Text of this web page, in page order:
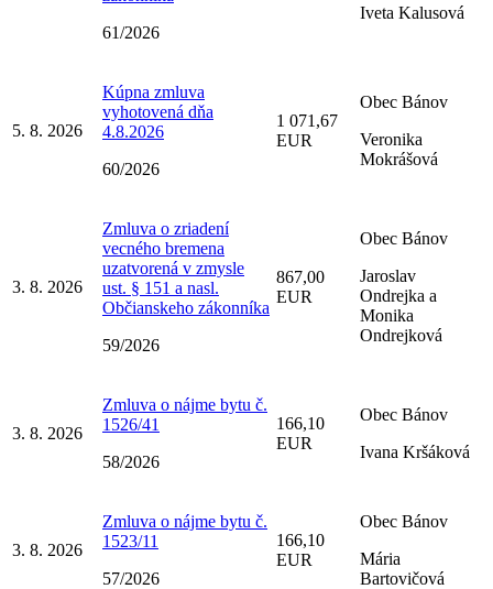
61/2026
Iveta Kalusová
5. 8. 2026
Kúpna zmluva
vyhotovená dňa
4.8.2026
60/2026
1 071,67
EUR
Obec Bánov
Veronika
Mokrášová
3. 8. 2026
Zmluva o zriadení
vecného bremena
uzatvorená v zmysle
ust. § 151 a nasl.
Občianskeho zákonníka
59/2026
867,00
EUR
Obec Bánov
Jaroslav
Ondrejka a
Monika
Ondrejková
3. 8. 2026
Zmluva o nájme bytu č.
1526/41
58/2026
166,10
EUR
Obec Bánov
Ivana Kršáková
3. 8. 2026
Zmluva o nájme bytu č.
1523/11
57/2026
166,10
EUR
Obec Bánov
Mária
Bartovičová